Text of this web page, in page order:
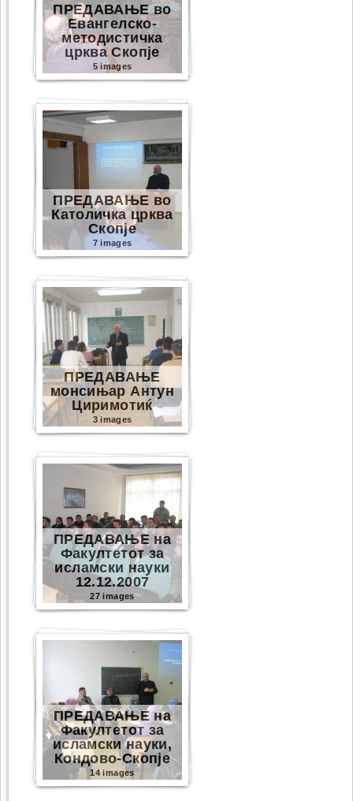
ПРЕДАВАЊЕ во
Евангелско-
методистичка
црква Скопје
5 images
ПРЕДАВАЊЕ во
Католичка црква
Скопје
7 images
ПРЕДАВАЊЕ
монсињар Антун
Циримотиќ
3 images
ПРЕДАВАЊЕ на
Факултетот за
исламски науки
12.12.2007
27 images
ПРЕДАВАЊЕ на
Факултетот за
исламски науки,
Кондово-Скопје
14 images